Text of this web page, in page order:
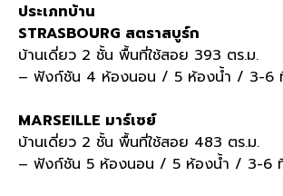
ประเภทบ้าน
STRASBOURG สตราสบูร์ก
บ้านเดี่ยว 2 ชั้น พื้นที่ใช้สอย 393 ตร.ม.
– ฟังก์ชัน 4 ห้องนอน / 5 ห้องน้ำ / 3-6
MARSEILLE มาร์เซย์
บ้านเดี่ยว 2 ชั้น พื้นที่ใช้สอย 483 ตร.ม.
– ฟังก์ชัน 5 ห้องนอน / 5 ห้องน้ำ / 3-6